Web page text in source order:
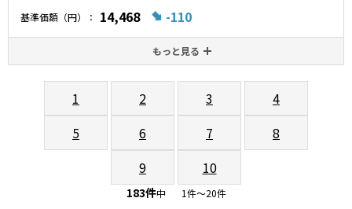
基準価額（円） 14,468 -110
もっと見る
1 2 3
4
5
6 7
8
9
10
183件中 1件～20件